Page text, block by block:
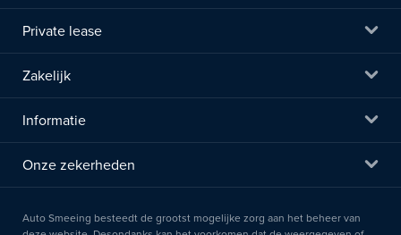
Private lease
Zakelijk
Informatie
Onze zekerheden
Auto Smeeing besteedt de grootst mogelijke zorg aan het beheer van